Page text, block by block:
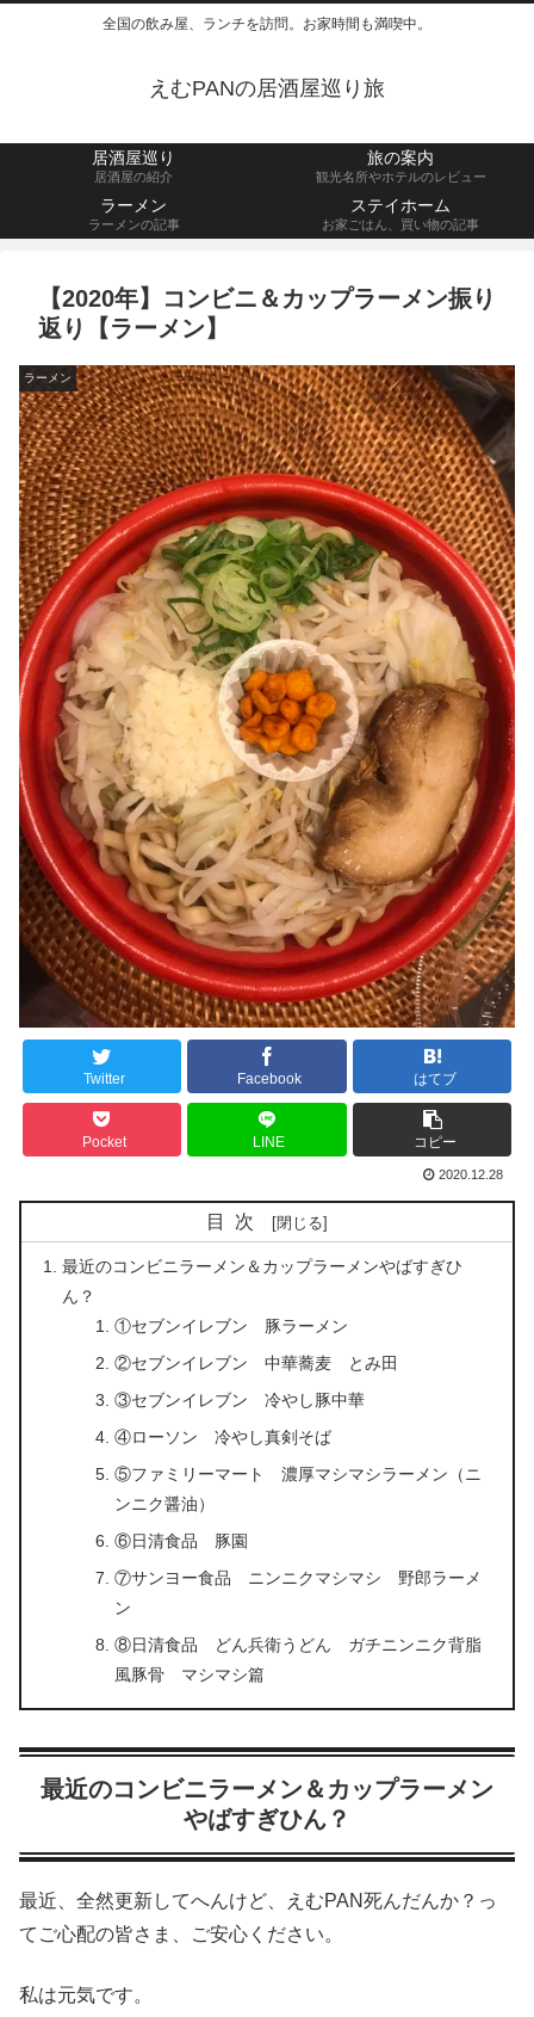
全国の飲み屋、ランチを訪問。お家時間も満喫中。
えむPANの居酒屋巡り旅
居酒屋巡り
居酒屋の紹介
旅の案内
観光名所やホテルのレビュー
ラーメン
ラーメンの記事
ステイホーム
お家ごはん、買い物の記事
【2020年】コンビニ＆カップラーメン振り
返り【ラーメン】
ラーメン
Twitter Facebook はてブ
Pocket LINE コピー
2020.12.28
目次
最近のコンビニラーメン＆カップラーメンやばすぎひ
ん？
①セブンイレブン 豚ラーメン
②セブンイレブン 中華蕎麦 とみ田
③セブンイレブン 冷やし豚中華
④ローソン 冷やし真剣そば
⑤ファミリーマート 濃厚マシマシラーメン（ニ
ンニク醤油）
⑥日清食品 豚園
⑦サンヨー食品 ニンニクマシマシ 野郎ラーメ
ン
⑧日清食品 どん兵衛うどん ガチニンニク背脂
風豚骨 マシマシ篇
最近のコンビニラーメン＆カップラーメン
やばすぎひん？
最近、全然更新してへんけど、えむPAN死んだんか？っ
てご心配の皆さま、ご安心ください。
私は元気です。